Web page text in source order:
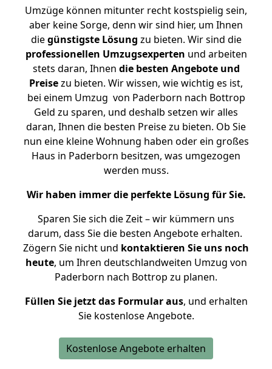
Umzüge können mitunter recht kostspielig sein,
aber keine Sorge, denn wir sind hier, um Ihnen
diegünstigste Lösung zu bieten. Wir sind die
professionellen Umzugsexperten und arbeiten
stets daran, Ihnen die besten Angebote und
Preisezu bieten. Wir wissen, wie wichtig es ist,
bei einem Umzug von Paderborn nach Bottrop
Geld zu sparen, und deshalb setzen wir alles
daran, Ihnen die besten Preise zu bieten. Ob Sie
nun eine kleine Wohnung haben oder ein großes
Haus in Paderborn besitzen, was umgezogen
werden muss.
Wir haben immer die perfekte Lösung für Sie.
Sparen Sie sich die Zeit – wir kümmern uns
darum, dass Sie die besten Angebote erhalten.
Zögern Sie nicht und kontaktieren Sie uns noch
heute, um Ihren deutschlandweiten Umzug von
Paderborn nach Bottrop zu planen.
Füllen Sie jetzt das Formular aus, und erhalten
Sie kostenlose Angebote.
Kostenlose Angebote erhalten